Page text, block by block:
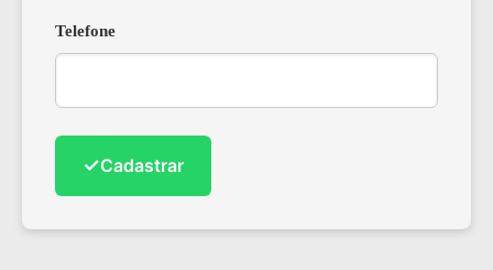
Telefone
✓Cadastrar